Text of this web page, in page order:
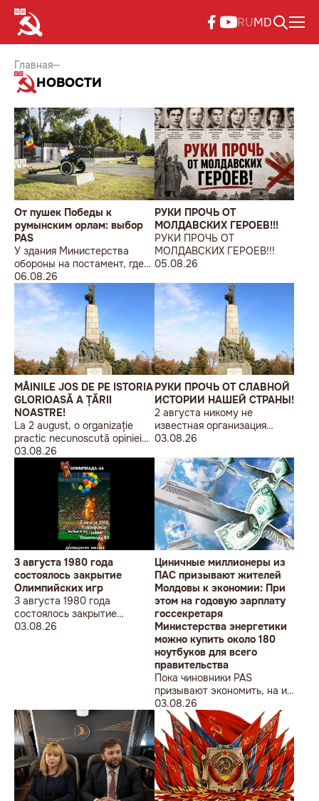
RUMD
Главная
НОВОСТИ
От пушек Победы к
румынским орлам: выбор
PAS
У здания Министерства
обороны на постамент, где
прежде стояла знаменитая
советская пушка, молодой
мужчина возложил букет
цветов.
06.08.26
РУКИ ПРОЧЬ ОТ
МОЛДАВСКИХ ГЕРОЕВ!!!
РУКИ ПРОЧЬ ОТ
МОЛДАВСКИХ ГЕРОЕВ!!!
05.08.26
MÂINILE JOS DE PE ISTORIA
GLORIOASĂ A ȚĂRII
NOASTRE!
La 2 august, o organizație
practic necunoscută opiniei
publice, autointitulată „Liga
Studenților Basarabeni”, a
organizat la Chișinău o
acțiune de protest modestă,
sub sloganul „În Uniunea
Europeană fără monumente
sovietice”.
03.08.26
РУКИ ПРОЧЬ ОТ СЛАВНОЙ
ИСТОРИИ НАШЕЙ СТРАНЫ!
2 августа никому не
известная организация
«Лига бессарабских
Кишиневе малочисленную
акцию «В Европейский Союз
без советских памятников».
03.08.26
3 августа 1980 года
состоялось закрытие
Олимпийских игр
3 августа 1980 года
состоялось закрытие
Олимпийских игр
03.08.26
Циничные миллионеры из
ПАС призывают жителей
Молдовы к экономии: При
этом на годовую зарплату
госсекретаря
Министерства энергетики
можно купить около 180
ноутбуков для всего
правительства
Пока чиновники PAS
призывают экономить, на их
собственные доходы можно
купить технику для целого
учреждения
03.08.26